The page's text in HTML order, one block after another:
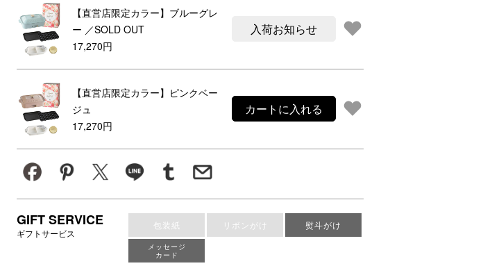
【直営店限定カラー】ブルーグレ
ー ／SOLD OUT
17,270円
入荷お知らせ
【直営店限定カラー】ピンクベー
ジュ
17,270円
カートに入れる
GIFT SERVICE
ギフトサービス
包装紙 リボンがけ 熨斗がけ
メッセージ
カード